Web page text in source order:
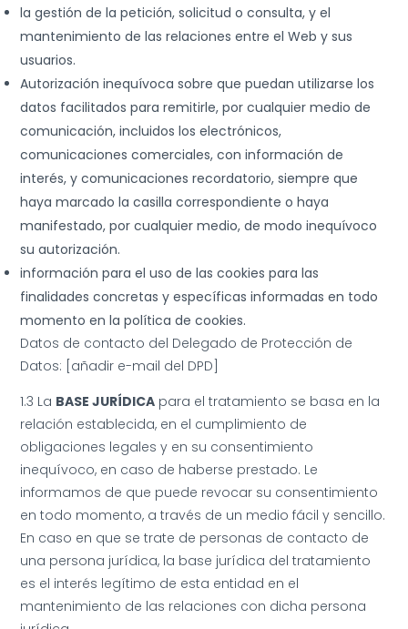
la gestión de la petición, solicitud o consulta, y el
mantenimiento de las relaciones entre el Web y sus
usuarios.
Autorización inequívoca sobre que puedan utilizarse los
datos facilitados para remitirle, por cualquier medio de
comunicación, incluidos los electrónicos,
comunicaciones comerciales, con información de
interés, y comunicaciones recordatorio, siempre que
haya marcado la casilla correspondiente o haya
manifestado, por cualquier medio, de modo inequívoco
su autorización.
información para el uso de las cookies para las
finalidades concretas y específicas informadas en todo
momento en la política de cookies.
Datos de contacto del Delegado de Protección de
Datos: [añadir e-mail del DPD]
1.3 La BASE JURÍDICA para el tratamiento se basa en la
relación establecida, en el cumplimiento de
obligaciones legales y en su consentimiento
inequívoco, en caso de haberse prestado. Le
informamos de que puede revocar su consentimiento
en todo momento, a través de un medio fácil y sencillo.
En caso en que se trate de personas de contacto de
una persona jurídica, la base jurídica del tratamiento
es el interés legítimo de esta entidad en el
mantenimiento de las relaciones con dicha persona